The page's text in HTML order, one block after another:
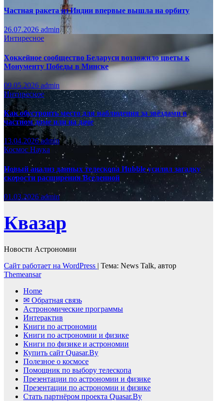
Частная ракета из Индии впервые вышла на орбиту
26.07.2026 admin
Интиресное
Хоккейное сообщество Беларуси возложило цветы к
Монументу Победы в Минске
09.05.2026 admin
Интиресное
Как обустроить место для наблюдения за звёздами в
частном доме или на даче
13.04.2026admin
Космос Наука
Новый анализ данных телескопа Hubble усилил загадку
скорости расширения Вселенной
01.03.2026admin
Квазар
Новости Астрономии
Сайт работает на WordPress | Тема: News Talk, автор
Themeansar
Home
✉ Обратная связь
Астрономические программы
Интерактив
Книги по астрономии
Книги по астрономии и физике
Книги по физике и астрономии
Купить сайт Quasar.By
Полезное о космосе
Помощник по выбору телескопа
Презентации по астрономии и физике
Презентации по астрономии и физике
Стать партнёром проекта Quasar.By